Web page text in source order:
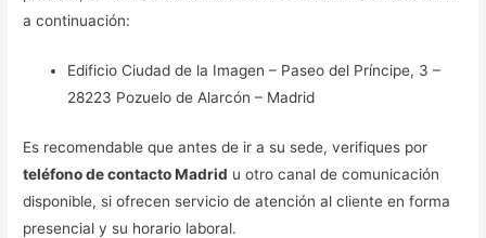
a continuación:
Edificio Ciudad de la Imagen – Paseo del Príncipe, 3 –
28223 Pozuelo de Alarcón – Madrid
Es recomendable que antes de ir a su sede, verifiques por
teléfono de contacto Madrid u otro canal de comunicación
disponible, si ofrecen servicio de atención al cliente en forma
presencial y su horario laboral.